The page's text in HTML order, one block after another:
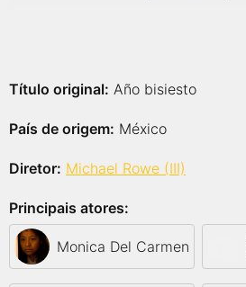
Título original: Año bisiesto
País de origem: México
Diretor: Michael Rowe (III)
Principais atores:
Monica Del Carmen